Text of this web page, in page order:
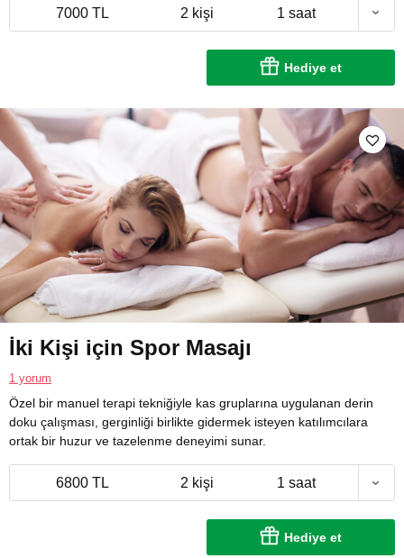
7000 TL 2 kişi 1 saat
Hediye et
İki Kişi için Spor Masajı
1 yorum
Özel bir manuel terapi tekniğiyle kas gruplarına uygulanan derin
doku çalışması, gerginliği birlikte gidermek isteyen katılımcılara
ortak bir huzur ve tazelenme deneyimi sunar.
6800 TL 2 kişi 1 saat
Hediye et